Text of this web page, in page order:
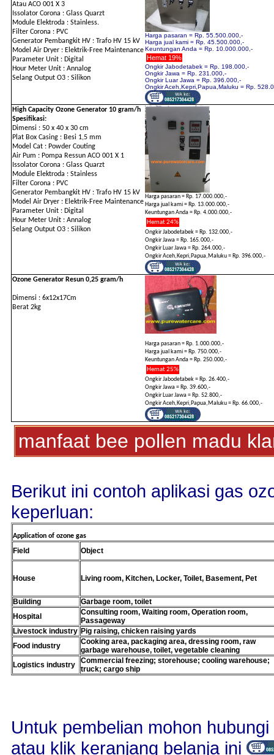
Atau ACO 001 X 3
Issolator Corona : Glass Quarzt
Module Elektroda : Stainless.
Filter Corona : PVC
Generator Pembangkit HV : Trafo HV 15 kV
Model Air Dryer : Elektrik-Free Maintenance
Parameter Unit : Digital
Hour Meter Unit : Annalog
Selang Output O3 : Silikon
Harga pasaran = Rp. 55.500.000,-
Harga jual kami = Rp. 45.500.000,-
Keuntungan Anda = Rp. 10.000.000,-
Hemat 19%
Ongkir Jabodetabek = Rp. 198.000,-
Ongkir Jawa = Rp. 231.000,-
Ongkir Luar Jawa = Rp. 396.000,-
Ongkir Aceh,Kepri,Papua,Maluku = Rp.
High Capacity Ozone Generator 10 gram/h
Spesifikasi:
Dimensi : 50 x 40 x 30 cm
Plat Box Casing : Besi 1,5 mm
Model Cat : Powder Couting
Air Pum : Pompa Ressun ACO 001 X 1
Issolator Corona : Glass Quarzt
Module Elektroda : Stainless
Filter Corona : PVC
Generator Pembangkit HV : Trafo HV 15 kV
Model Air Dryer : Elektrik-Free Maintenance
Parameter Unit : Digital
Hour Meter Unit : Annalog
Selang Output O3 : Silikon
Harga pasaran = Rp. 17.000.000,-
Harga jual kami = Rp. 13.000.000,-
Keuntungan Anda = Rp. 4.000.000,-
Hemat 24%
Ongkir Jabodetabek = Rp. 132.000,-
Ongkir Jawa = Rp. 165.000,-
Ongkir Luar Jawa = Rp. 264.000,-
Ongkir Aceh,Kepri,Papua,Maluku = Rp. 396.000,-
Ozone Generator Resun 0,25 gram/h
Dimensi : 6x12x17Cm
Berat 2kg
Harga pasaran = Rp. 1.000.000,-
Harga jual kami = Rp. 750.000,-
Keuntungan Anda = Rp. 250.000,-
Hemat 25%
Ongkir Jabodetabek = Rp. 26.400,-
Ongkir Jawa = Rp. 39.600,-
Ongkir Luar Jawa = Rp. 52.800,-
Ongkir Aceh,Kepri,Papua,Maluku = Rp. 66.000,-
manfaat bee pollen madu
Berikut ini contoh aplikasi gas
keperluan:
Application of ozone gas
Field Object
House Living room, Kitchen, Locker, Toilet, Basement, Pet
Building
Garbage room, toilet
Hospital
Consulting room, Waiting room, Operation room,
Passageway
Livestock industry Pig raising, chicken raising yards
Food industry
Cooking area, packaging area, dressing room, raw
garbage warehouse, toilet, vegetable cleaning
Logistics industry
Commercial freezing; storehouse; cooling warehouse;
truck; cargo ship
Untuk pembelian mohon
atau klik keranjang belanja ini